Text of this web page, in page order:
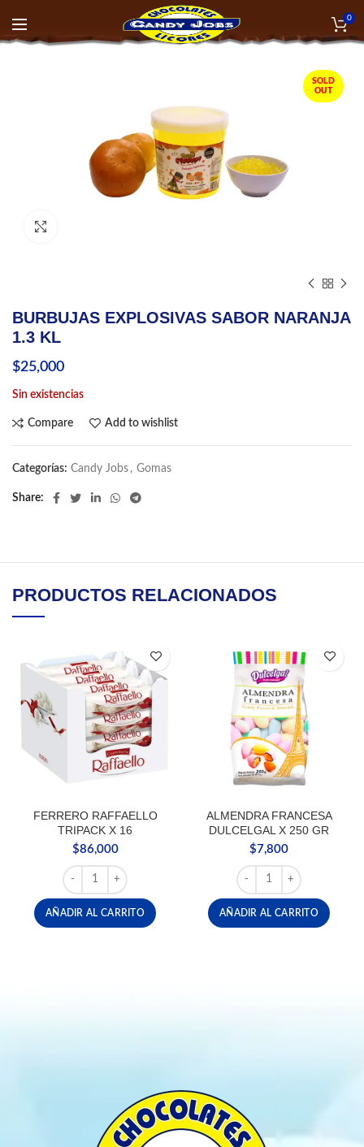
0
SOLD
OUT
BURBUJAS EXPLOSIVAS SABOR NARANJA
1.3 KL
$25,000
Sin existencias
Compare Add to wishlist
Categorías: Candy Jobs , Gomas
Share
PRODUCTOS RELACIONADOS
FERRERO RAFFAELLO
TRIPACK X 16
$86,000
FERRERO RAFFAELLO TRIPACK X 16 cantidad
AÑADIR AL CARRITO
ALMENDRA FRANCESA
DULCELGAL X 250 GR
$7,800
ALMENDRA
AÑADIR AL CARRITO